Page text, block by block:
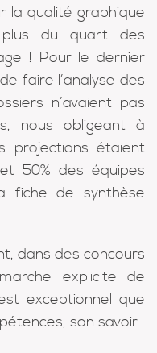
la qualité graphique
du quart des
! Pour le dernier
faire l’analyse des
n’avaient pas
nous obligeant à
projections étaient
50% des équipes
fiche de synthèse
dans des concours
explicite de
exceptionnel que
son savoir-